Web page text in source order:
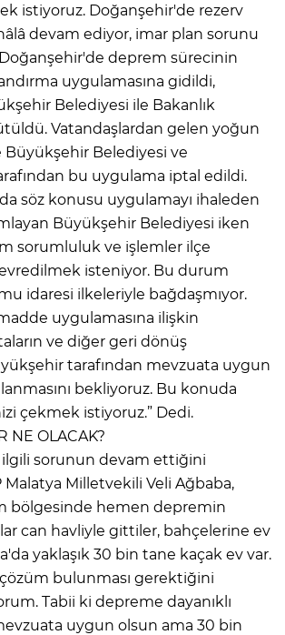
istiyoruz. Doğanşehir'de rezerv
devam ediyor, imar plan sorunu
deprem sürecinin
uygulamasına gidildi,
Belediyesi ile Bakanlık
Vatandaşlardan gelen yoğun
Büyükşehir Belediyesi ve
bu uygulama iptal edildi.
söz konusu uygulamayı ihaleden
Büyükşehir Belediyesi iken
sorumluluk ve işlemler ilçe
isteniyor. Bu durum
idaresi ilkeleriyle bağdaşmıyor.
uygulamasına ilişkin
ve diğer geri dönüş
tarafından mevzuata uygun
bekliyoruz. Bu konuda
çekmek istiyoruz.” Dedi.
NE OLACAK?
ilgili sorunun devam ettiğini
Malatya Milletvekili Veli Ağbaba,
bölgesinde hemen depremin
can havliyle gittiler, bahçelerine ev
yaklaşık 30 bin tane kaçak ev var.
bulunması gerektiğini
Tabii ki depreme dayanıklı
uygun olsun ama 30 bin